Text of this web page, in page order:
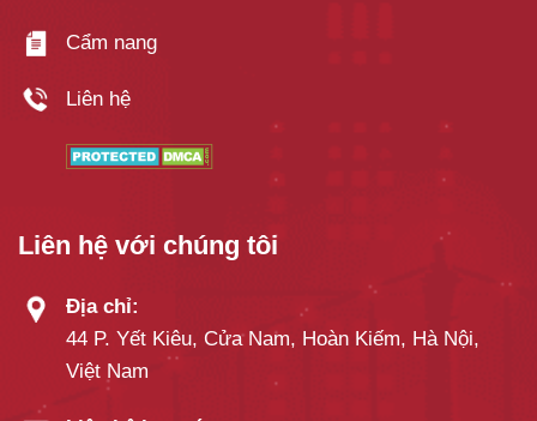
Cẩm nang
Liên hệ
Liên hệ với chúng tôi
Địa chỉ:
44 P. Yết Kiêu, Cửa Nam, Hoàn Kiếm, Hà Nội,
Việt Nam